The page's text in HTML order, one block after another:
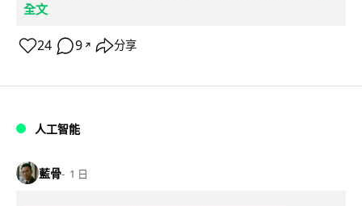
全文
24 9 ↗ 分享
人工智能
藍骨 1 日